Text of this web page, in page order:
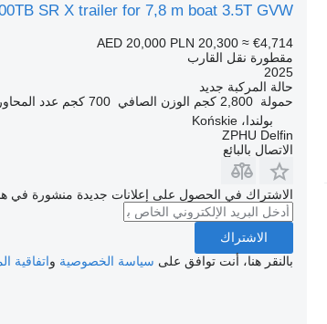
SR X trailer for 7,8 m boat 3.5T GVW
AED 20,000 PLN 20,300 ≈ €4,714
مقطورة نقل القارب
2025
حالة المركبة جديد
حمولة 2,800 كجم الوزن الصافي 700 كجم عدد المحاور
بولندا، Końskie
ZPHU Delfin
الاتصال بالبائع
الاشتراك في الحصول على إعلانات جديدة منشورة في
الاشتراك
بالنقر هنا، أنت توافق على سياسة الخصوصية واتفاقية